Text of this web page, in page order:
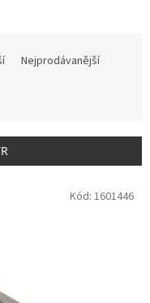
Nejprodávanější
Kód: 1601446